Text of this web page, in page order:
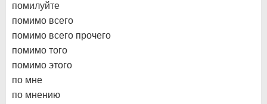
помилуйте
помимо всего
помимо всего прочего
помимо того
помимо этого
по мне
по мнению